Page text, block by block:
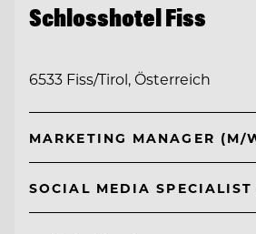
Schlosshotel Fiss
6533 Fiss/Tirol, Österreich
MARKETING MANAGER (M/
SOCIAL MEDIA